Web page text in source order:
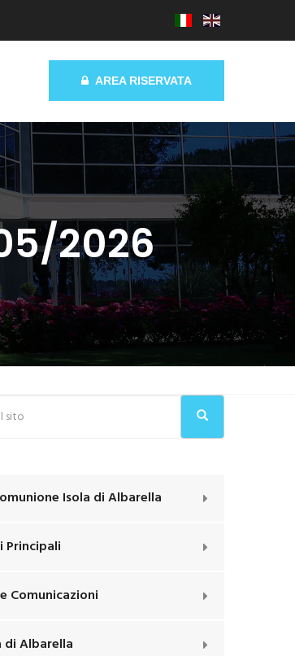
AREA RISERVATA
2026
Isola di Albarella
Principali
Comunicazioni
di Albarella